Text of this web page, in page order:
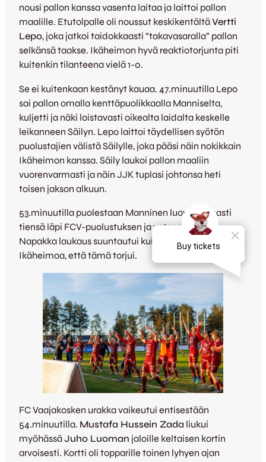
nousi pallon kanssa vasenta laitaa ja laittoi pallon
maalille. Etutolpalle oli noussut keskikentältäVertti
Lepo, joka jatkoi taidokkaasti “takavasaralla” pallon
selkänsä taakse. Ikäheimon hyvä reaktiotorjunta piti
kuitenkin tilanteena vielä 1-0.
Se ei kuitenkaan kestänyt kauaa. 47.minuutilla Lepo
sai pallon omalla kenttäpuolikkaalla Manniselta,
kuljetti ja näki loistavasti oikealta laidalta keskelle
leikanneen Säilyn. Lepo laittoi täydellisen syötön
puolustajien välistä Säilylle, joka pääsi näin nokikkain
Ikäheimon kanssa. Säily laukoi pallon maaliin
vuorenvarmasti ja näin JJK tuplasi johtonsa heti
toisen jakson alkuun.
53.minuutilla puolestaan Manninen luovi komeasti
tiensä läpi FCV-puolustuksen ja vetopaikkaan.
Napakka laukaus suuntautui kuitenkin sen verran päin
Ikäheimoa, että tämä torjui.
FC Vaajakosken urakka vaikeutui entisestään
54.minuutilla. Mustafa Hussein Zada liukui
myöhässäJuho Luoman jaloille keltaisen kortin
arvoisesti. Kortti oli topparille toinen lyhyen ajan